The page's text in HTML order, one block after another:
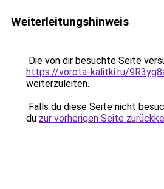
Weiterleitungshinweis
Die von dir besuchte Seite
https://vorota-kalitki.ru/
weiterzuleiten.
Falls du diese Seite nicht
du zur vorherigen Seite